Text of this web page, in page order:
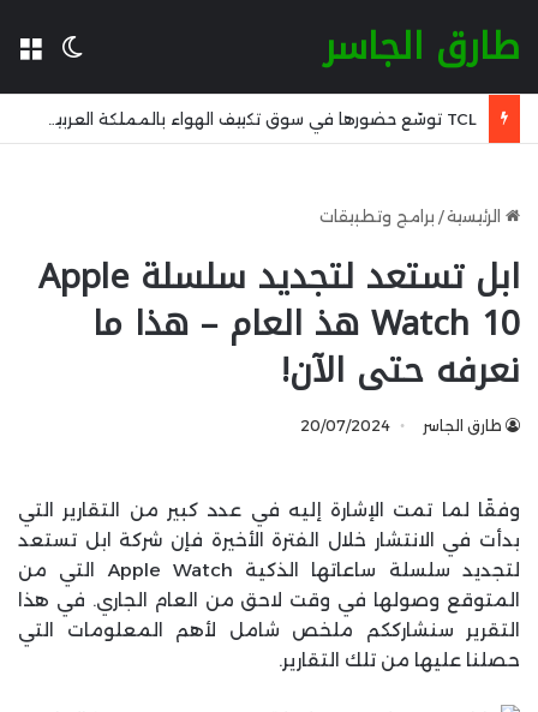
طارق الجاسر
TCL توسّع حضورها في سوق تكييف الهواء بالمملكة العربية السعودية مُستندةً إلى خبراتها العالمية
الرئيسية/ برامج وتطبيقات
ابل تستعد لتجديد سلسلة Apple
Watch 10 هذ العام – هذا ما
نعرفه حتى الآن!
طارق الجاسر 20/07/2024
وفقًا لما تمت الإشارة إليه في عدد كبير من التقارير التي
بدأت في الانتشار خلال الفترة الأخيرة فإن شركة ابل تستعد
لتجديد سلسلة ساعاتها الذكية Apple Watch التي من
المتوقع وصولها في وقت لاحق من العام الجاري. في هذا
التقرير سنشارككم ملخص شامل لأهم المعلومات التي
حصلنا عليها من تلك التقارير.